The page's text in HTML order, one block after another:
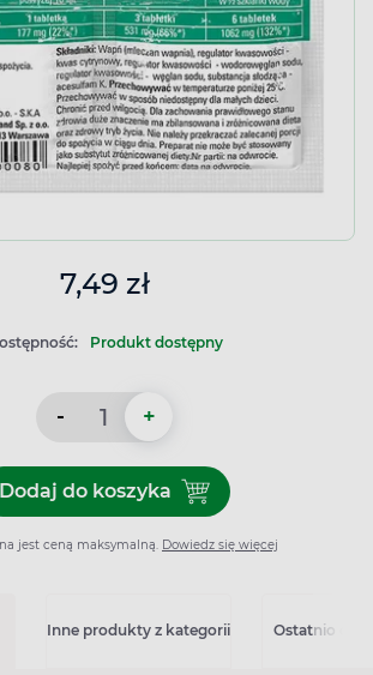
7,49 zł
Produkt dostępny
- +
Dodaj do koszykaDodaj do koszyka Calcium
jest ceną maksymalną. Dowiedz się więcej
Inne produkty z kategorii Ostatnio